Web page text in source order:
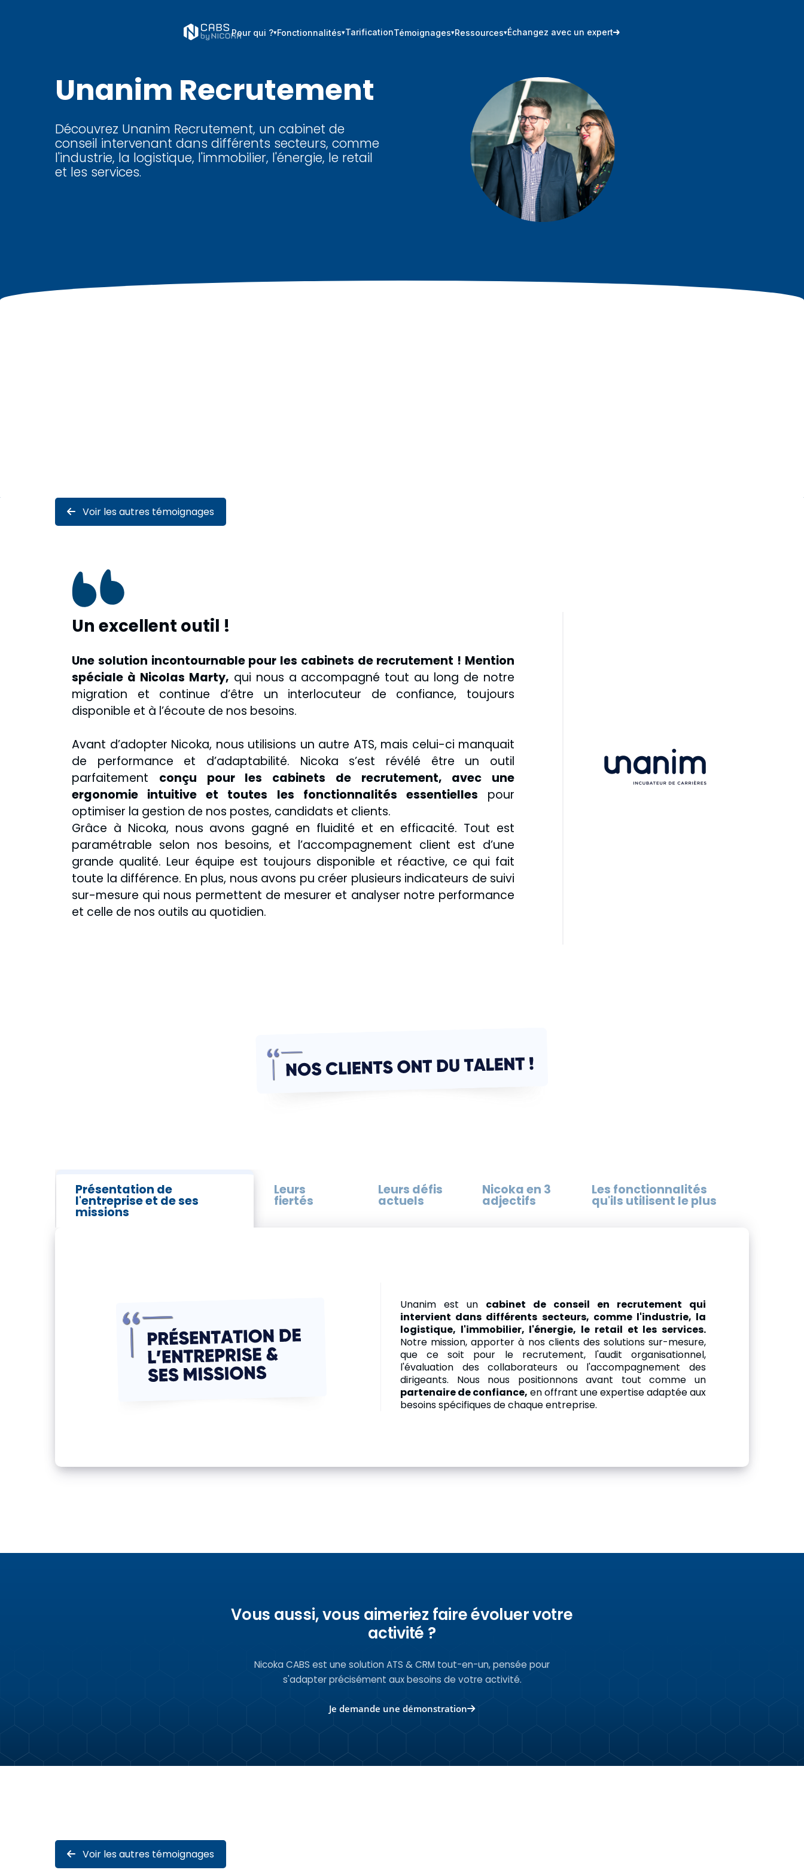
Pour qui ? Fonctionnalités TarificationTémoignages Ressources Échangez avec un expert
Unanim Recrutement
Découvrez Unanim Recrutement, un cabinet de
conseil intervenant dans différents secteurs, comme
l'industrie, la logistique, l'immobilier, l'énergie, le retail
et les services.
Voir les autres témoignages
Un excellent outil !
Une solution incontournable pour les cabinets de recrutement ! Mention
spéciale à Nicolas Marty, qui nous a accompagné tout au long de notre
migration et continue d’être un interlocuteur de confiance, toujours
disponible et à l’écoute de nos besoins.
Avant d’adopter Nicoka, nous utilisions un autre ATS, mais celui-ci manquait
de performance et d’adaptabilité. Nicoka s’est révélé être un outil
parfaitement conçu pour les cabinets de recrutement, avec une
ergonomie intuitive et toutes les fonctionnalités essentielles pour
optimiser la gestion de nos postes, candidats et clients.
Grâce à Nicoka, nous avons gagné en fluidité et en efficacité. Tout est
paramétrable selon nos besoins, et l’accompagnement client est d’une
grande qualité. Leur équipe est toujours disponible et réactive, ce qui fait
toute la différence. En plus, nous avons pu créer plusieurs indicateurs de suivi
sur-mesure qui nous permettent de mesurer et analyser notre performance
et celle de nos outils au quotidien.
Présentation de
l'entreprise et de ses
missions
Leurs
fiertés
Leurs défis
actuels
Nicoka en 3
adjectifs
Les fonctionnalités
qu'ils utilisent le plus
Unanim est un cabinet de conseil en recrutement qui
intervient dans différents secteurs, comme l'industrie, la
logistique, l'immobilier, l'énergie, le retail et les services.
Notre mission, apporter à nos clients des solutions sur-mesure,
que ce soit pour le recrutement, l'audit organisationnel,
l'évaluation des collaborateurs ou l'accompagnement des
dirigeants. Nous nous positionnons avant tout comme un
partenaire de confiance, en offrant une expertise adaptée aux
besoins spécifiques de chaque entreprise.
Vous aussi, vous aimeriez faire évoluer votre
activité ?
Nicoka CABS est une solution ATS & CRM tout-en-un, pensée pour
s'adapter précisément aux besoins de votre activité.
Je demande une démonstration
Voir les autres témoignages